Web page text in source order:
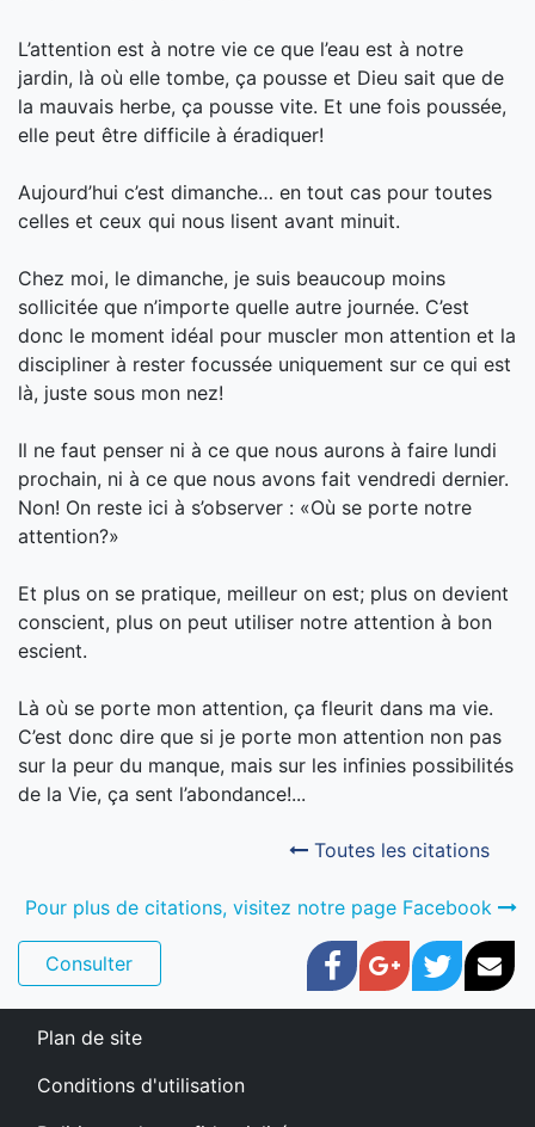
L’attention est à notre vie ce que l’eau est à notre
jardin, là où elle tombe, ça pousse et Dieu sait que de
la mauvais herbe, ça pousse vite. Et une fois poussée,
elle peut être difficile à éradiquer!
Aujourd’hui c’est dimanche… en tout cas pour toutes
celles et ceux qui nous lisent avant minuit.
Chez moi, le dimanche, je suis beaucoup moins
sollicitée que n’importe quelle autre journée. C’est
donc le moment idéal pour muscler mon attention et la
discipliner à rester focussée uniquement sur ce qui est
là, juste sous mon nez!
Il ne faut penser ni à ce que nous aurons à faire lundi
prochain, ni à ce que nous avons fait vendredi dernier.
Non! On reste ici à s’observer : «Où se porte notre
attention?»
Et plus on se pratique, meilleur on est; plus on devient
conscient, plus on peut utiliser notre attention à bon
escient.
Là où se porte mon attention, ça fleurit dans ma vie.
C’est donc dire que si je porte mon attention non pas
sur la peur du manque, mais sur les infinies possibilités
de la Vie, ça sent l’abondance!...
Toutes les citations
Pour plus de citations, visitez notre page Facebook
Consulter Facebook
Google+
Twitter
Plan de site
Conditions d'utilisation